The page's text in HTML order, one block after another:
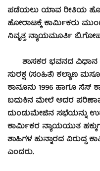
ಪಡೆಯಲು ಯಾವ ರೀತಿಯ
ಹೋರಾಟಕ್ಕೆ ಕಾರ್ಮಿಕರು
ನಿವೃತ್ತ ನ್ಯಾಯಮೂರ್ತಿ
ಶಾಸಕರ ಭವನದ ವಿಧಾನ
ಸುರಕ್ಷ (ಸಂಹಿತೆ) ಕಲ್ಯಾಣ
ಕಾನೂನು 1996 ಹಾಗೂ ಸೆಸ್
ಬದುಕಿನ ಮೇಲೆ ಅದರ
ದುಂಡುಮೇಜಿನ ಸಭೆಯನ್ನು
ಕಾರ್ಮಿಕರ ನ್ಯಾಯಯುತ
ಶಾಹಿಗಳ ಹುನ್ನಾರದ ವಿರುದ್ಧ
ಎಂದರು.